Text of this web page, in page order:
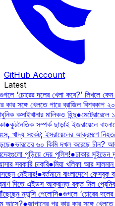
GitHub Account
Latest
‘চোরের দলের খেলা কবে?’ লিখলে কেন
কার সঙ্গে খেলতে পারে ব্রাজিল বিশ্বকাপ
কসাইখানার মালিকও হিন্দু●মেট্রোরেলে
●কূটনৈতিক সম্পর্ক ছাড়াই ইজরায়েলে
খাদ্য সংকট; ইসরায়েলের আক্রমণে
●ভারতের ৬০ কিমি দখল করেছে চীন?
পুড়িয়ে দেয় পুলিশ!●ঢাকার সুইডেন
সরকারি চাকরি●মিয়া খলিফা আর
নেইমার!●বর্তমানে বাংলাদেশে ফেসবুক
দিতে এইডস আক্রান্ত রক্ত নিল
ন্যান্সি পেলোসি●গুগলে ‘চোরের দলের
আসে?●জাপানের পর কার কার সঙ্গে